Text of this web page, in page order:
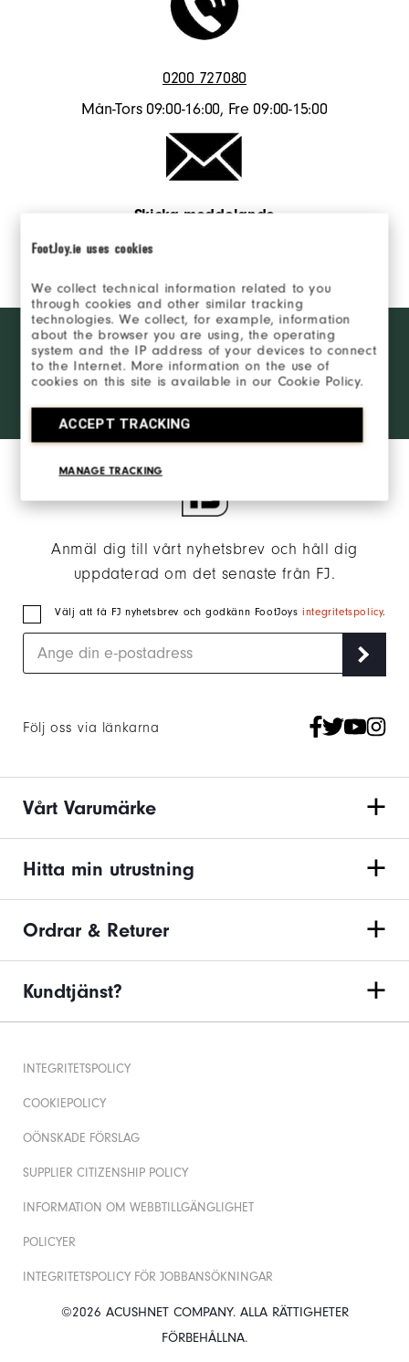
FootJoy.ie uses cookies
We collect technical information related to you
through cookies and other similar tracking
technologies. We collect, for example, information
about the browser you are using, the operating
system and the IP address of your devices to connect
to the Internet. More information on the use of
cookies on this site is available in our Cookie Policy.
ACCEPT TRACKING
MANAGE TRACKING
0200 727080
Mån-Tors 09:00-16:00, Fre 09:00-15:00
Skicka meddelande
Skicka meddelande
Want behind
the ropes
access and
exclusive
Learn More
BLI EN INSIDER
LOGGA IN
Anmäl dig till vårt nyhetsbrev och håll dig
uppdaterad om det senaste från FJ.
Välj att få FJ nyhetsbrev och godkänn FootJoysintegritetspolicy.
Följ oss via länkarna
Vårt Varumärke
Hitta min utrustning
Ordrar & Returer
Kundtjänst?
©2026 ACUSHNET COMPANY. ALLA RÄTTIGHETER
FÖRBEHÅLLNA.
INTEGRITETSPOLICY
COOKIEPOLICY
OÖNSKADE FÖRSLAG
SUPPLIER CITIZENSHIP POLICY
INFORMATION OM WEBBTILLGÄNGLIGHET
POLICYER
INTEGRITETSPOLICY FÖR JOBBANSÖKNINGAR